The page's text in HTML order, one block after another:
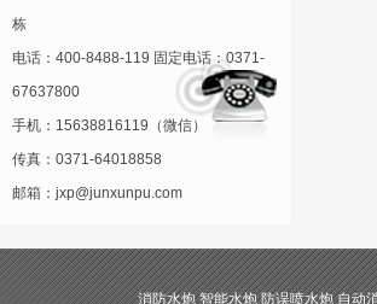
栋
电话：400-8488-119 固定电话：0371-
67637800
手机：15638816119（微信）
传真：0371-64018858
邮箱：jxp@junxunpu.com
消防水炮 智能水炮 防误喷水炮 自